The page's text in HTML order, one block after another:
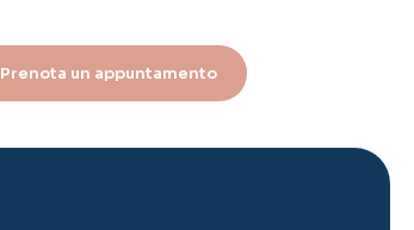
Prenota un appuntamento